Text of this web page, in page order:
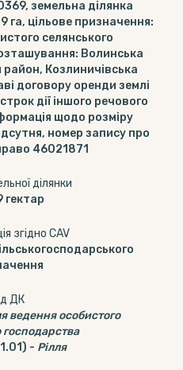
земельна ділянка
цільове призначення:
селянського
Волинська
Козлиничівська
договору оренди землі
дії іншого речового
щодо розміру
номер запису про
46021871
ділянки
гектар
згідно CAV
ДК
ведення особистого
господарства
- Рілля